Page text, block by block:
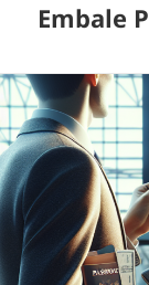
Embale